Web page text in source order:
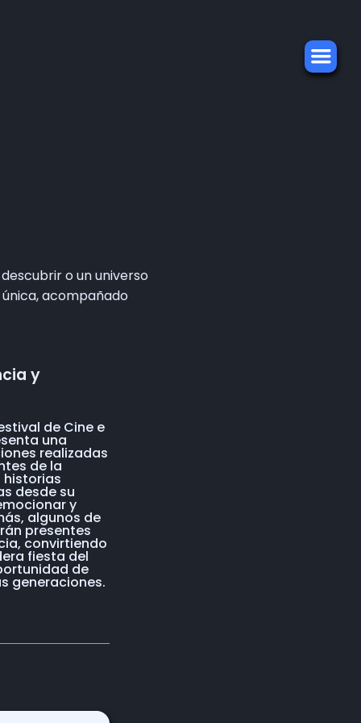
o un universo
acompañado
y
de Cine e
una
realizadas
de la
historias
desde su
y
algunos de
presentes
convirtiendo
fiesta del
de
generaciones.